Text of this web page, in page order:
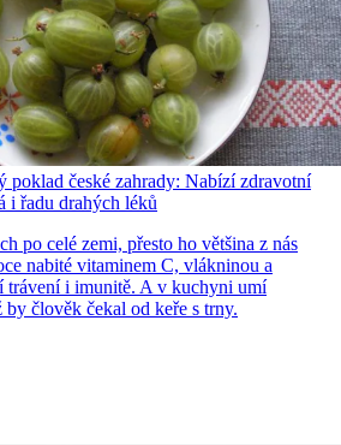
poklad české zahrady: Nabízí zdravotní
i řadu drahých léků
po celé zemi, přesto ho většina z nás
nabité vitaminem C, vlákninou a
trávení i imunitě. A v kuchyni umí
člověk čekal od keře s trny.